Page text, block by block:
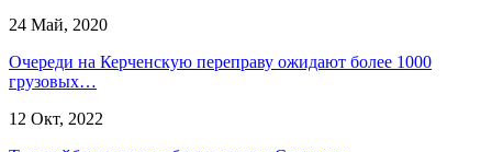
24 Май, 2020
Очереди на Керченскую переправу ожидают более 1000
грузовых…
12 Окт, 2022